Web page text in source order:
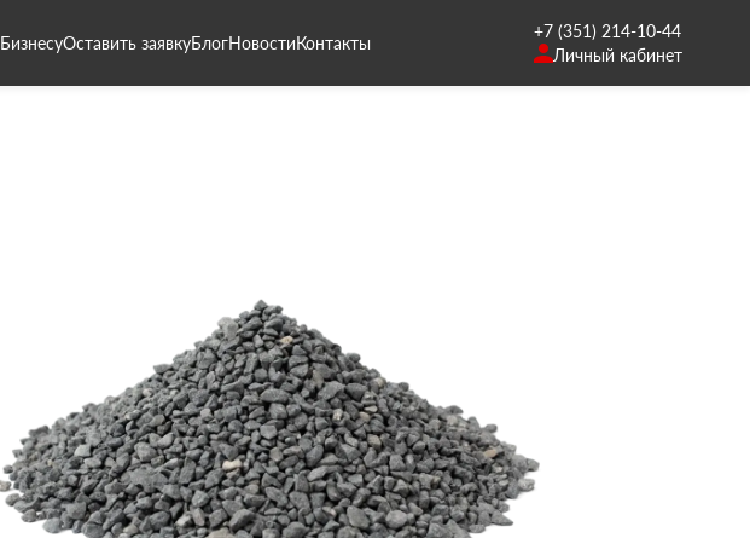
БизнесуОставить заявкуБлогНовостиКонтакты
+7 (351) 214-10-44
Личный кабинет